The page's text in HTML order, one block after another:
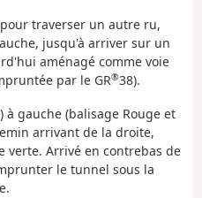
traverser un autre ru,
jusqu'à arriver sur un
aménagé comme voie
par le GR®38).
à gauche (balisage Rouge et
arrivant de la droite,
Arrivé en contrebas de
le tunnel sous la